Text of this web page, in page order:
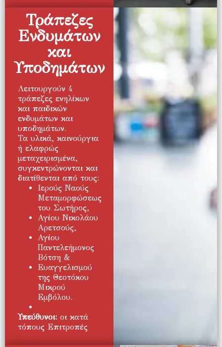
Τράπεζες
Ενδυμάτων
και
Υποδημάτων
Λειτουργούν 4
τράπεζες ενηλίκων
και παιδικών
ενδυμάτων και
υποδημάτων.
Τα υλικά, καινούργια
ή ελαφρώς
μεταχειρισμένα,
συγκεντρώνονται και
διατίθενται από τους:
Ιερούς Ναούς
Μεταμορφώσεως
του Σωτήρος,
Αγίου Νικολάου
Αρετσούς,
Αγίου
Παντελεήμονος
Βότση &
Ευαγγελισμού
της Θεοτόκου
Μικρού
Εμβόλου.
Υπεύθυνοι: οι κατά
τόπους Επιτροπές